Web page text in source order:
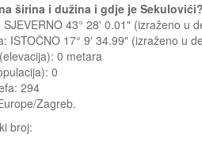
širina i dužina i gdje je
43° 28' 0.01" (izraženo u
ISTOČNO 17° 9' 34.99" (izraženo u
0 metara
0
294
Zagreb.
broj: